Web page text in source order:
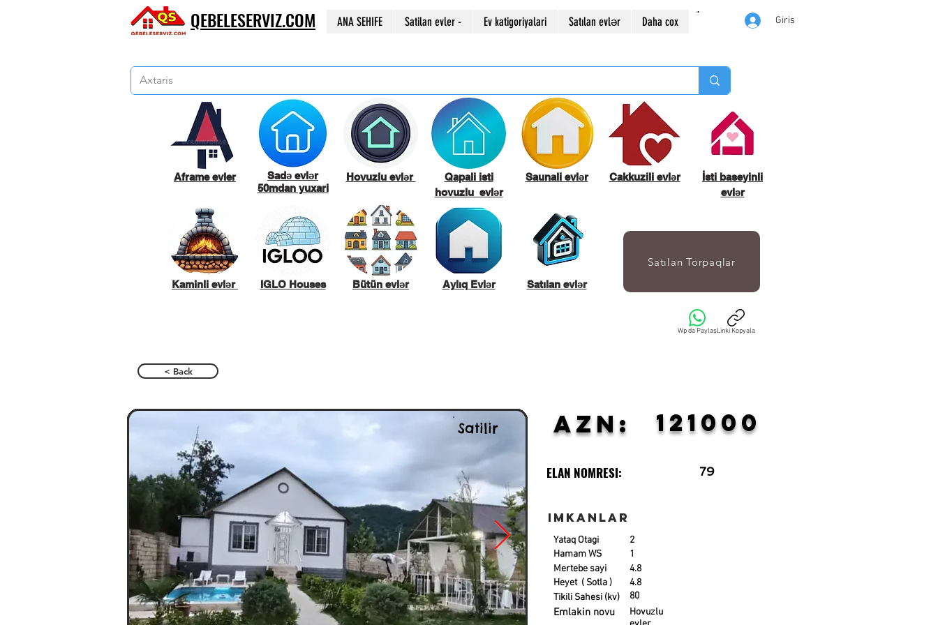
QEBELESERVIZ.COM ANA SEHIFE Satilan evler - Ev katigoriyalari Satılan evlər Daha cox Giris
Aframe evler
Kaminli evlər
Sadə evlər
50mdan yuxari
IGLO Houses
Hovuzlu evlər
Bütün evlər
Qapali isti
hovuzlu evlər
Aylıq Evlər
Saunali evlər
Satılan evlər
Cakkuzili evlər
İsti baseyinli
evlər
Satılan Torpaqlar
Wp da PaylaşLinki Kopyala
< Back
Satilir 121000
AZN:
ELAN NOMRESI: 79
Yataq Otagi 2
Mertebe sayi
4.8
Hamam WS 1
Imkanlar
Heyet ( Sotla )
4.8
Tikili Sahesi (kv) 80
Emlakin novu
Hovuzlu